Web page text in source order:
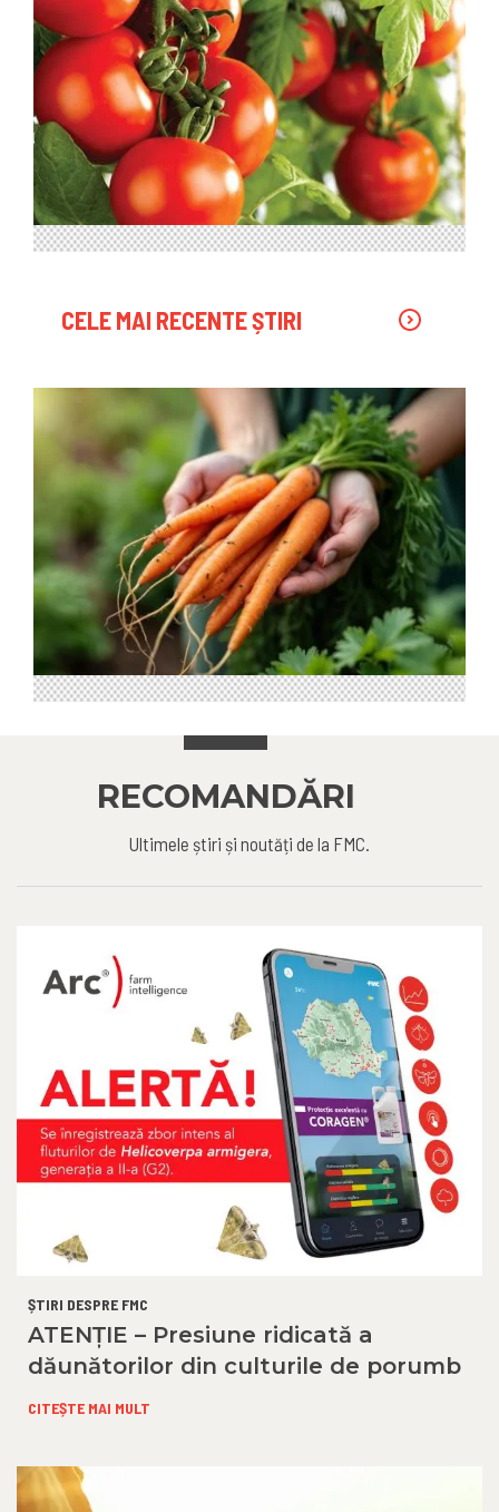
CELE MAI RECENTE ȘTIRI
RECOMANDĂRI
Ultimele știri și noutăți de la FMC.
ȘTIRI DESPRE FMC
ATENȚIE – Presiune ridicată a
dăunătorilor din culturile de porumb
CITEȘTE MAI MULT